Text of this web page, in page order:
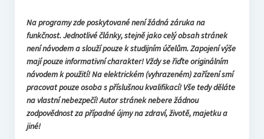
Na programy zde poskytované není žádná záruka na
funkčnost. Jednotlivé články, stejně jako celý obsah stránek
není návodem a slouží pouze k studijním účelům. Zapojení výše
mají pouze informativní charakter! Vždy se řiďte originálním
návodem k použití! Na elektrickém (vyhrazeném) zařízení smí
pracovat pouze osoba s příslušnou kvalifikací! Vše tedy děláte
na vlastní nebezpečí! Autor stránek nebere žádnou
zodpovědnost za případné újmy na zdraví, životě, majetku a
jiné!